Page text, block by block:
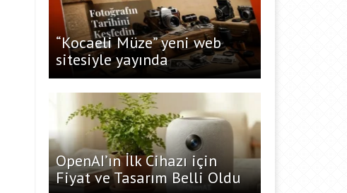
“Kocaeli Müze” yeni web
sitesiyle yayında
OpenAI’ın İlk Cihazı için
Fiyat ve Tasarım Belli Oldu